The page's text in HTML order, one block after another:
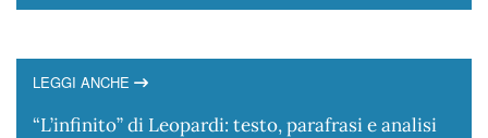
LEGGI ANCHE
“L’infinito” di Leopardi: testo, parafrasi e analisi